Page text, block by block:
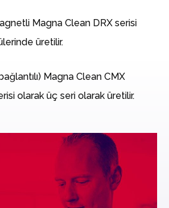
Magna Clean DRX serisi
üretilir.
Magna Clean CMX
olarak üç seri olarak üretilir.